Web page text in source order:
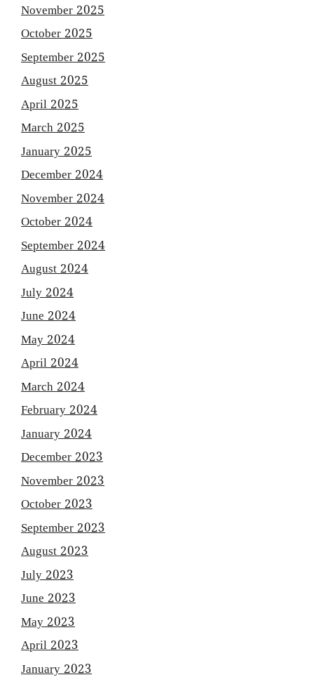
November 2025
October 2025
September 2025
August 2025
April 2025
March 2025
January 2025
December 2024
November 2024
October 2024
September 2024
August 2024
July 2024
June 2024
May 2024
April 2024
March 2024
February 2024
January 2024
December 2023
November 2023
October 2023
September 2023
August 2023
July 2023
June 2023
May 2023
April 2023
January 2023